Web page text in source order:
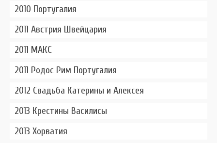
2010 Португалия
2011 Австрия Швейцария
2011 МАКС
2011 Родос Рим Португалия
2012 Свадьба Катерины и Алексея
2013 Крестины Василисы
2013 Хорватия